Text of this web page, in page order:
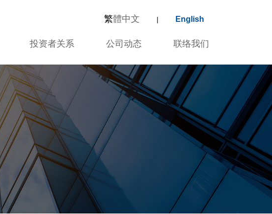
投资者关系 公司动态 联络我们
繁體中文 | English